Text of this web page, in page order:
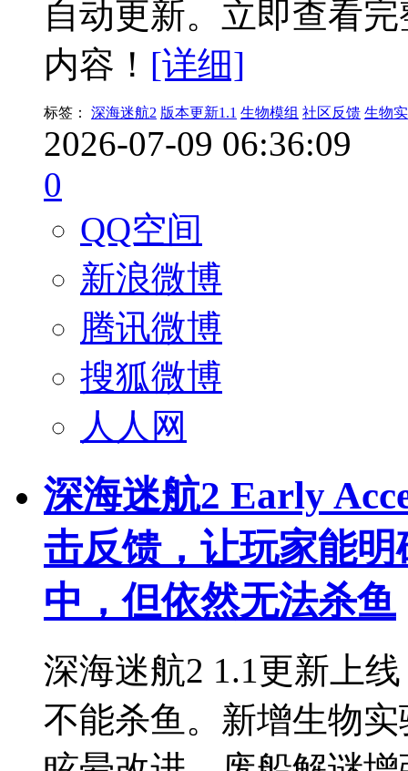
自动更新。立即查看
内容！ [详细]
标签： 深海迷航2 版本更新1.1 生物模组 社区反馈 生物
2026-07-09 06:36:09
0
QQ空间
新浪微博
腾讯微博
搜狐微博
人人网
深海迷航2 Early
击反馈，让玩家能
中，但依然无法杀鱼
深海迷航2 1.1更新上
不能杀鱼。新增生物